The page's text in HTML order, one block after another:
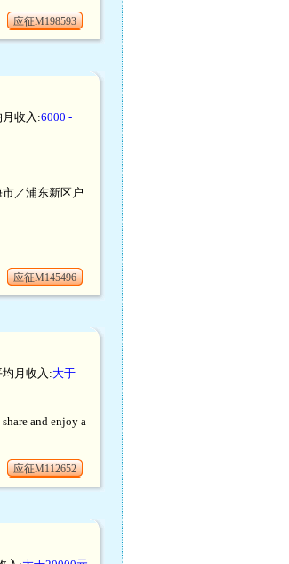
应征M198593
月收入:6000 -
／浦东新区户
应征M145496
均月收入:大于
and enjoy a
应征M112652